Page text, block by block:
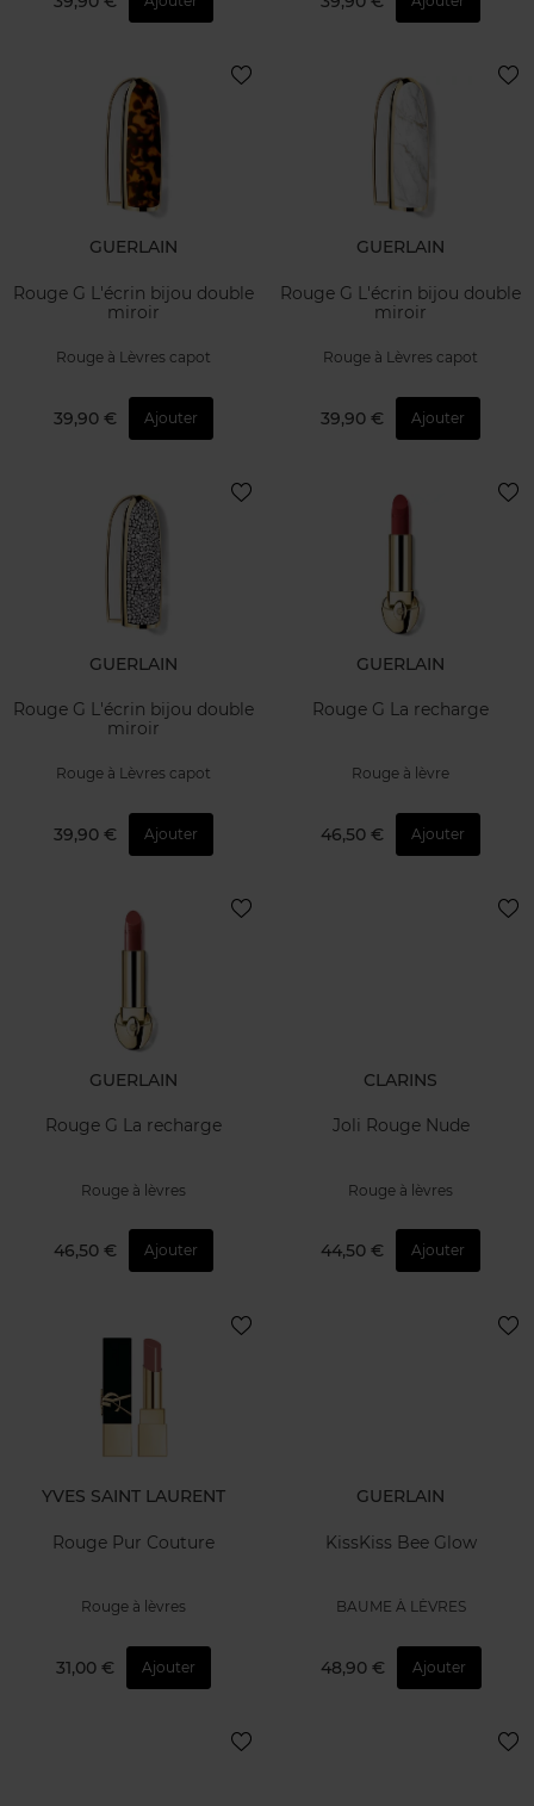
GUERLAIN
Rouge G L'écrin bijou double
miroir
Rouge à Lèvres capot
39,90 € Ajouter
GUERLAIN
Rouge G L'écrin bijou double
miroir
Rouge à Lèvres capot
39,90 € Ajouter
GUERLAIN
Rouge G L'écrin bijou double
miroir
Rouge à Lèvres capot
39,90 € Ajouter
GUERLAIN
Rouge G La recharge
Rouge à lèvre
46,50 € Ajouter
GUERLAIN
Rouge G La recharge
Rouge à lèvres
46,50 € Ajouter
CLARINS
Joli Rouge Nude
Rouge à lèvres
44,50 € Ajouter
YVES SAINT LAURENT
Rouge Pur Couture
Rouge à lèvres
31,00 € Ajouter
GUERLAIN
KissKiss Bee Glow
BAUME À LÈVRES
48,90 € Ajouter